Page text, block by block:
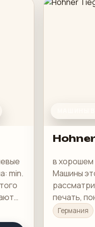
min.
в хорошем
Машины
печать,
рабочую
Германия